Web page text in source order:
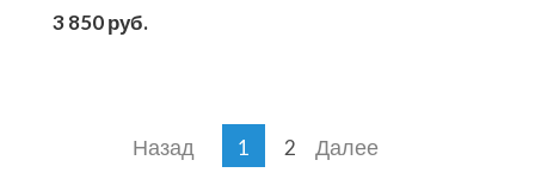
3 850 руб.
Назад 1 2 Далее